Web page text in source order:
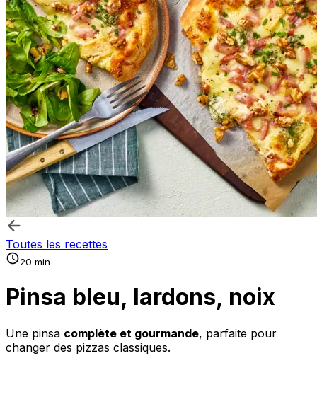
Toutes les recettes
20 min
Pinsa bleu, lardons, noix
Une pinsa complète et gourmande, parfaite pour
changer des pizzas classiques.